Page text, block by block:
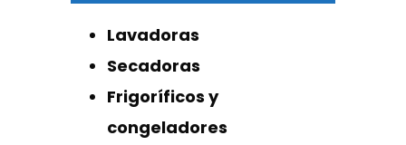
Lavadoras
Secadoras
Frigoríficos y
congeladores